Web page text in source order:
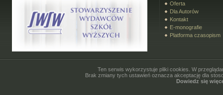
Oferta
Dla Autorów
Kontakt
E-monografie
Platforma czasopism
Ten serwis wykorzystuje pliki cookies. W
Brak zmiany tych ustawień oznacza akceptację dla
Dowiedz się